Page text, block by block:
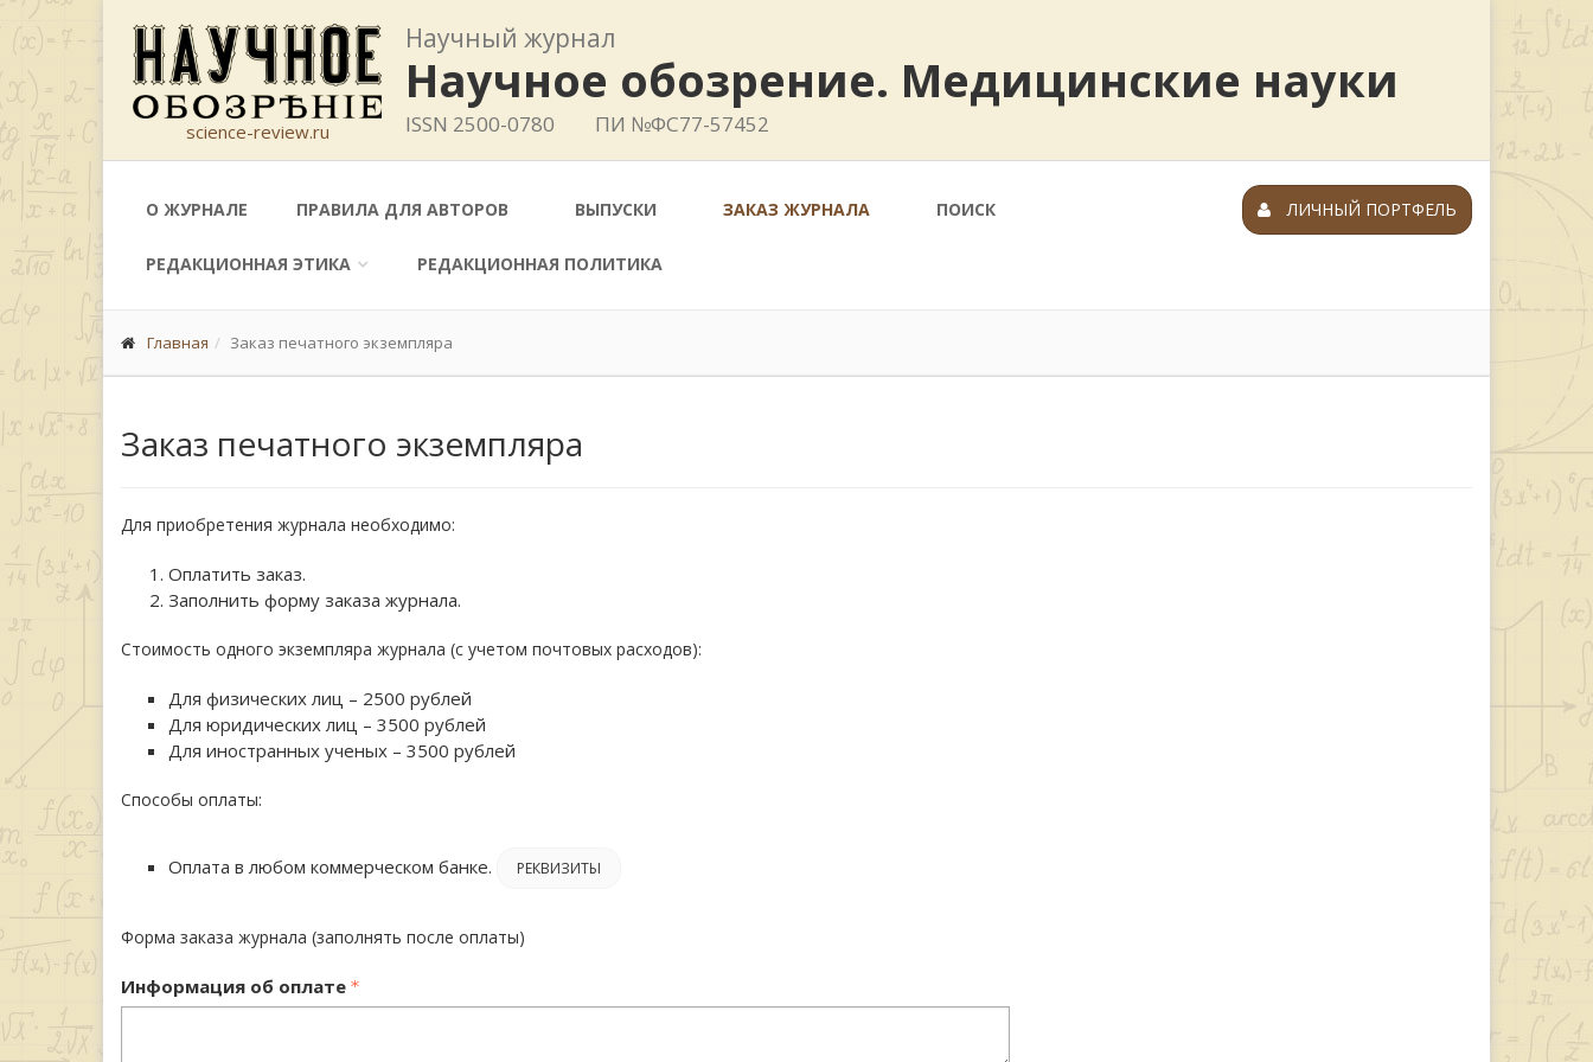
science-review.ru
Научный журнал
Научное обозрение. Медицинские науки
ISSN 2500-0780 ПИ №ФС77-57452
О ЖУРНАЛЕ ПРАВИЛА ДЛЯ АВТОРОВ ВЫПУСКИ ЗАКАЗ ЖУРНАЛА ПОИСК
РЕДАКЦИОННАЯ ЭТИКА РЕДАКЦИОННАЯ ПОЛИТИКА
ЛИЧНЫЙ ПОРТФЕЛЬ
Главная Заказ печатного экземпляра
Заказ печатного экземпляра
Для приобретения журнала необходимо:
Оплатить заказ.
Заполнить форму заказа журнала.
Стоимость одного экземпляра журнала (с учетом почтовых расходов):
Для физических лиц – 2500 рублей
Для юридических лиц – 3500 рублей
Для иностранных ученых – 3500 рублей
Способы оплаты:
Оплата в любом коммерческом банке. РЕКВИЗИТЫ
Форма заказа журнала (заполнять после оплаты)
Информация об оплате